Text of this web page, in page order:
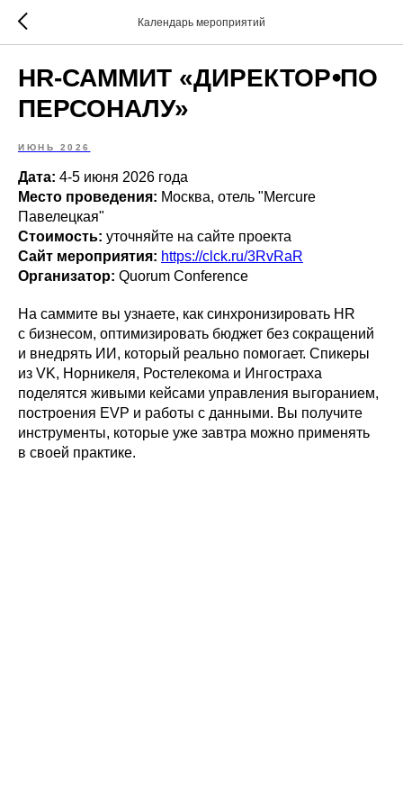
Календарь мероприятий
HR-САММИТ «ДИРЕКТОР⦁ПО
ПЕРСОНАЛУ»
ИЮНЬ 2026
Дата: 4-5 июня 2026 года
Место проведения: Москва, отель "Mercure
Павелецкая"
Стоимость: уточняйте на сайте проекта
Сайт мероприятия: https://clck.ru/3RvRaR
Организатор: Quorum Conference
На саммите вы узнаете, как синхронизировать HR
с бизнесом, оптимизировать бюджет без сокращений
и внедрять ИИ, который реально помогает. Спикеры
из VK, Норникеля, Ростелекома и Ингостраха
поделятся живыми кейсами управления выгоранием,
построения EVP и работы с данными. Вы получите
инструменты, которые уже завтра можно применять
в своей практике.